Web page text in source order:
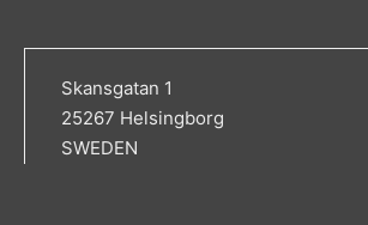
Skansgatan 1
25267 Helsingborg
SWEDEN